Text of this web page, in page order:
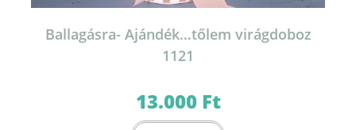
Ballagásra- Ajándék…tőlem virágdoboz
1121
13.000 Ft